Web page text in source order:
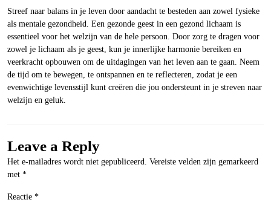
Streef naar balans in je leven door aandacht te besteden aan zowel fysieke
als mentale gezondheid. Een gezonde geest in een gezond lichaam is
essentieel voor het welzijn van de hele persoon. Door zorg te dragen voor
zowel je lichaam als je geest, kun je innerlijke harmonie bereiken en
veerkracht opbouwen om de uitdagingen van het leven aan te gaan. Neem
de tijd om te bewegen, te ontspannen en te reflecteren, zodat je een
evenwichtige levensstijl kunt creëren die jou ondersteunt in je streven naar
welzijn en geluk.
Leave a Reply
Het e-mailadres wordt niet gepubliceerd. Vereiste velden zijn gemarkeerd
met *
Reactie *